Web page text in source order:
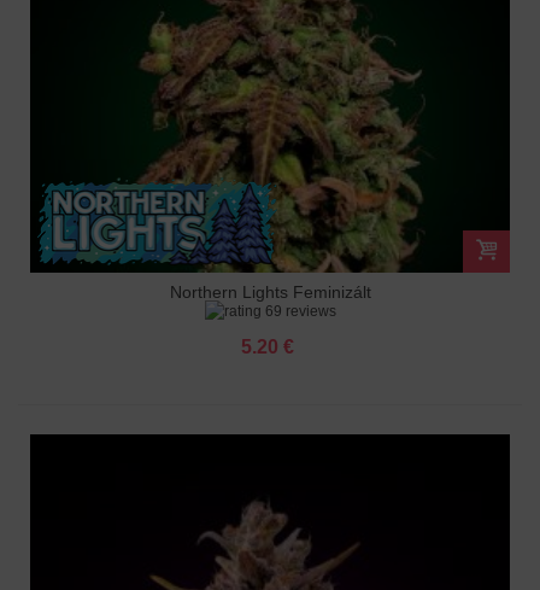
Northern Lights Feminizált
69 reviews
5.20 €